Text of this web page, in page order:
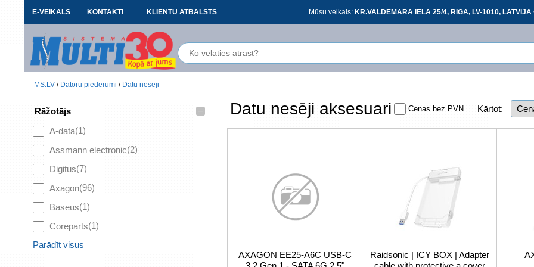
E-VEIKALS KONTAKTI KLIENTU ATBALSTS Mūsu veikals: KR.VALDEMĀRA IELA 25/4, RĪGA, LV-1010,
MS.LV / Datoru piederumi / Datu nesēji
Rāžotājs
–
A-data(1)
Assmann electronic(2)
Digitus(7)
Axagon(96)
Baseus(1)
Coreparts(1)
Parādīt visus
Datu nesēji aksesuari Cenas bez PVN Kārtot:
AXAGON EE25-A6C USB-C
Raidsonic | ICY BOX | Adapter